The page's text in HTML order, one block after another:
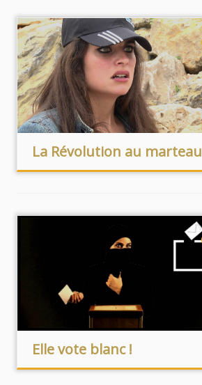
La Révolution au marteau
Elle vote blanc !